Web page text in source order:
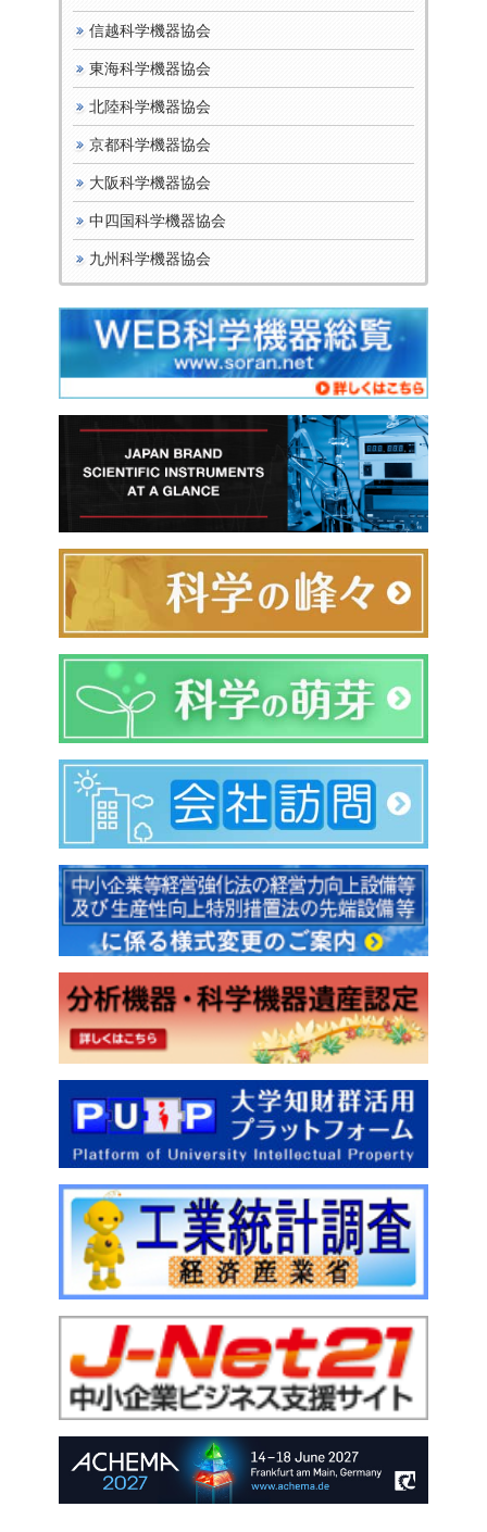
信越科学機器協会
東海科学機器協会
北陸科学機器協会
京都科学機器協会
大阪科学機器協会
中四国科学機器協会
九州科学機器協会